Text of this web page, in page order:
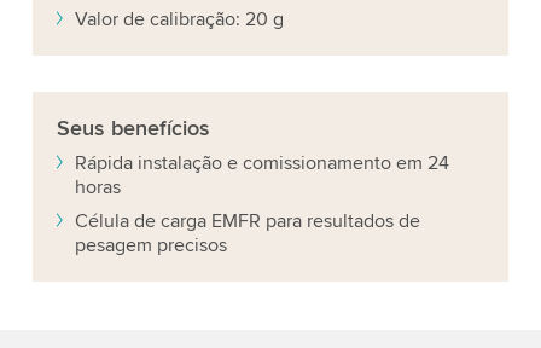
Valor de calibração: 20 g
Seus benefícios
Rápida instalação e comissionamento em 24
horas
Célula de carga EMFR para resultados de
pesagem precisos